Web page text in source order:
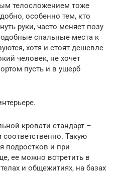
телосложением тоже
особенно тем, кто
руки, часто меняет позу
спальные места к
хотя и стоят дешевле
человек, не хочет
пусть и в ущерб
кровати стандарт –
Такую
подростков и при
ее можно встретить в
и общежитиях, на базах